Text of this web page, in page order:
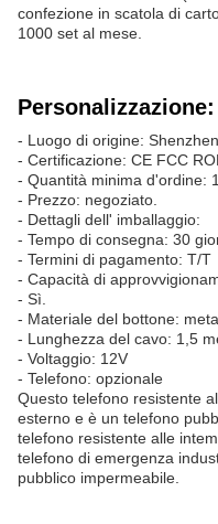
confezione in scatola di
1000 set al mese.
Personalizzazione:
- Luogo di origine:
- Certificazione: CE FCC
- Quantità minima d'ordine:
- Prezzo: negoziato.
- Dettagli dell' imballaggio:
- Tempo di consegna: 30
- Termini di pagamento: T/T
- Capacità di
- Sì.
- Materiale del bottone:
- Lunghezza del cavo: 1,5
- Voltaggio: 12V
- Telefono: opzionale
Questo telefono resistente
esterno e è un telefono
telefono resistente alle
telefono di emergenza
pubblico impermeabile.